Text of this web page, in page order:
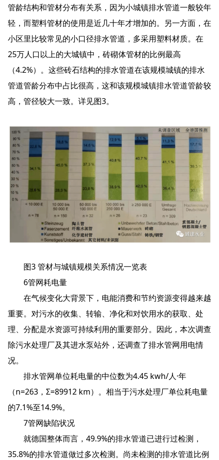
管龄结构和管材分布有关系，因为小城镇排水管道一般较年
轻，而塑料管材的使用是近几十年才增加的。另一方面，在
小区里比较常见的小口径排水管道，多采用塑料材质。在
25万人口以上的大城镇中，砖砌体管材的比例最高
（4.2%）。这些砖石结构的排水管道在该规模城镇的排水
管道管龄分布中占比很高，这和该规模城镇排水管道管龄较
高，管径较大一致。详见图3。
图3 管材与城镇规模关系情况一览表
6管网耗电量
在气候变化大背景下，电能消费和节约资源变得越来越
重要。对污水的收集、转输、净化和对饮用水的获取、处
理、分配是水资源可持续利用的重要部分。因此，本次调查
除污水处理厂及其进水泵站外，还调查了排水管网用电情
况。
排水管网单位耗电量的中位数为4.45 kwh/人·年
（n=263，Σ=89912 km）。相当于污水处理厂单位耗电量
的7.1%至14.9%。
7管网缺陷状况
就德国整体而言，49.9%的排水管道已进行过检测，
35.8%的排水管道做过多次检测。尚未检测的排水管道比例